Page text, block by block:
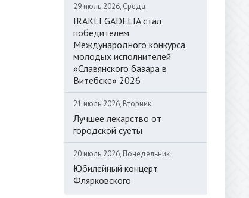
29 июль 2026, Среда
IRAKLI GADELIA стал
победителем
Международного конкурса
молодых исполнителей
«Славянского базара в
Витебске» 2026
21 июль 2026, Вторник
Лучшее лекарство от
городской суеты
20 июль 2026, Понедельник
Юбилейный концерт
Флярковского